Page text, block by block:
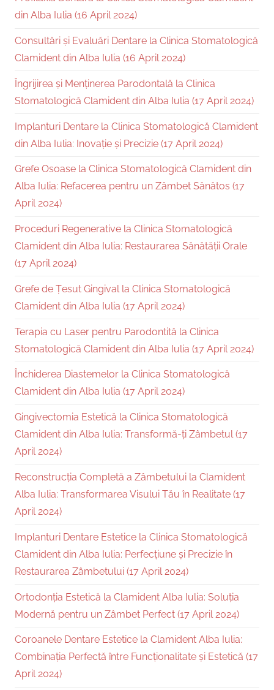
din Alba Iulia (16 April 2024)
Consultări și Evaluări Dentare la Clinica Stomatologică
Clamident din Alba Iulia (16 April 2024)
Îngrijirea și Menținerea Parodontală la Clinica
Stomatologică Clamident din Alba Iulia (17 April 2024)
Implanturi Dentare la Clinica Stomatologică Clamident
din Alba Iulia: Inovație și Precizie (17 April 2024)
Grefe Osoase la Clinica Stomatologică Clamident din
Alba Iulia: Refacerea pentru un Zâmbet Sănătos (17
April 2024)
Proceduri Regenerative la Clinica Stomatologică
Clamident din Alba Iulia: Restaurarea Sănătății Orale
(17 April 2024)
Grefe de Țesut Gingival la Clinica Stomatologică
Clamident din Alba Iulia (17 April 2024)
Terapia cu Laser pentru Parodontită la Clinica
Stomatologică Clamident din Alba Iulia (17 April 2024)
Închiderea Diastemelor la Clinica Stomatologică
Clamident din Alba Iulia (17 April 2024)
Gingivectomia Estetică la Clinica Stomatologică
Clamident din Alba Iulia: Transformă-ți Zâmbetul (17
April 2024)
Reconstrucția Completă a Zâmbetului la Clamident
Alba Iulia: Transformarea Visului Tău în Realitate (17
April 2024)
Implanturi Dentare Estetice la Clinica Stomatologică
Clamident din Alba Iulia: Perfecțiune și Precizie în
Restaurarea Zâmbetului (17 April 2024)
Ortodonția Estetică la Clamident Alba Iulia: Soluția
Modernă pentru un Zâmbet Perfect (17 April 2024)
Coroanele Dentare Estetice la Clamident Alba Iulia:
Combinația Perfectă între Funcționalitate și Estetică (17
April 2024)